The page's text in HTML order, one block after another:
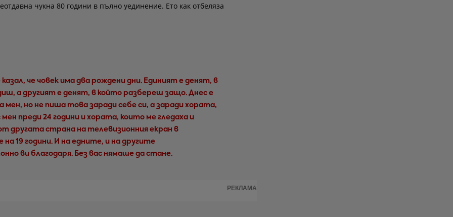
чукна 80 години в пълно уединение. Ето как отбеляза
че човек има два рождени дни. Единият е денят, в
а другият е денят, в който разбереш защо. Днес е
мен, но не пиша това заради себе си, а заради хората,
мен преди 24 години и хората, които ме гледаха и
другата страна на телевизионния екран в
на 19 години. И на едните, и на другите
ви благодаря. Без вас нямаше да стане.
РЕКЛАМА